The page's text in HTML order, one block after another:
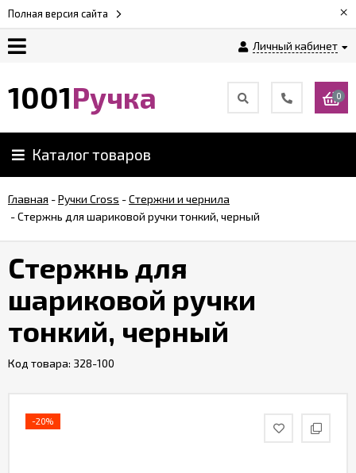
Полная версия сайта ×
Личный кабинет
Возврат
Обзоры
ручек
Контакты
1001Ручка 0
Каталог товаров
Главная -Ручки Cross -Стержни и чернила
-Стержнь для шариковой ручки тонкий, черный
Стержнь для
шариковой ручки
тонкий, черный
Код товара: 328-100
-20%